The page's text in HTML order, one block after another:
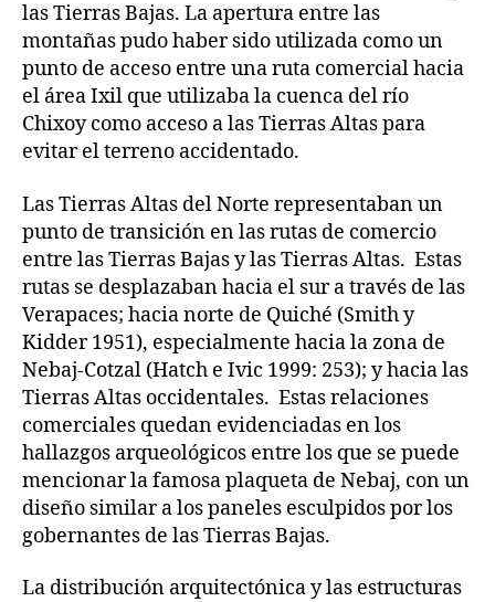
las Tierras Bajas. La apertura entre las
montañas pudo haber sido utilizada como un
punto de acceso entre una ruta comercial hacia
el área Ixil que utilizaba la cuenca del río
Chixoy como acceso a las Tierras Altas para
evitar el terreno accidentado.
Las Tierras Altas del Norte representaban un
punto de transición en las rutas de comercio
entre las Tierras Bajas y las Tierras Altas. Estas
rutas se desplazaban hacia el sur a través de las
Verapaces; hacia norte de Quiché (Smith y
Kidder 1951), especialmente hacia la zona de
Nebaj-Cotzal (Hatch e Ivic 1999: 253); y hacia las
Tierras Altas occidentales. Estas relaciones
comerciales quedan evidenciadas en los
hallazgos arqueológicos entre los que se puede
mencionar la famosa plaqueta de Nebaj, con un
diseño similar a los paneles esculpidos por los
gobernantes de las Tierras Bajas.
La distribución arquitectónica y las estructuras